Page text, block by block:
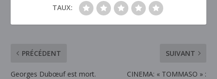
TAUX:
PRÉCÉDENT
Georges Dubœuf est mort.
SUIVANT
CINEMA: « TOMMASO » :